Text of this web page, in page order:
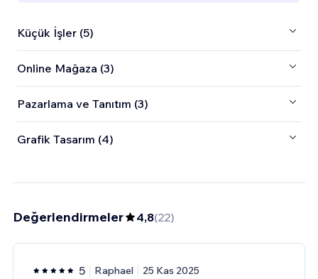
Küçük İşler (5)
Online Mağaza (3)
Pazarlama ve Tanıtım (3)
Grafik Tasarım (4)
Değerlendirmeler 4,8(22)
5 Raphael 25 Kas 2025